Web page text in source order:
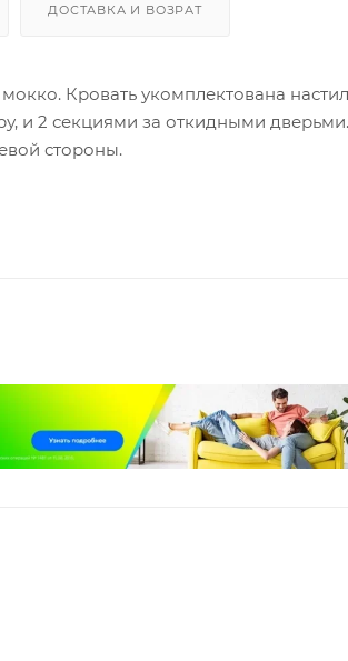
ДОСТАВКА И ВОЗРАТ
Кровать укомплектована
и 2 секциями за откидными
стороны.